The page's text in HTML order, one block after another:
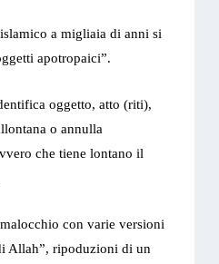
a migliaia di anni si
apotropaici”.
oggetto, atto (riti),
o annulla
che tiene lontano il
con varie versioni
Allah”, ripoduzioni di un